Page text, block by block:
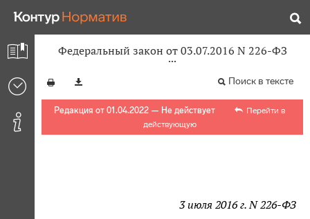
Федеральный закон от 03.07.2016 N 226-ФЗ
Поиск в тексте
Редакция от 01.04.2022 — Не действует
Перейти в
действующую
3 июля 2016 г. N 226-ФЗ